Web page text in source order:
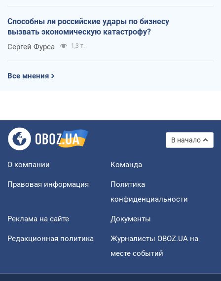
Способны ли российские удары по бизнесу
вызвать экономическую катастрофу?
Сергей Фурса 1,3 т.
Все мнения
В начало
О компании Команда
Правовая информация
Политика
конфиденциальности
Реклама на сайте Документы
Редакционная политика
Журналисты OBOZ.UA на
месте событий